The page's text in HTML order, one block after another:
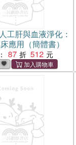
工肝與血液淨化：
應用（簡體書）
87 512